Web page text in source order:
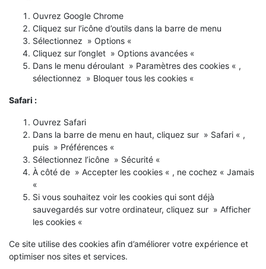
Ouvrez Google Chrome
Cliquez sur l’icône d’outils dans la barre de menu
Sélectionnez » Options «
Cliquez sur l’onglet » Options avancées «
Dans le menu déroulant » Paramètres des cookies « ,
sélectionnez » Bloquer tous les cookies «
Safari :
Ouvrez Safari
Dans la barre de menu en haut, cliquez sur » Safari « ,
puis » Préférences «
Sélectionnez l’icône » Sécurité «
À côté de » Accepter les cookies « , ne cochez « Jamais
«
Si vous souhaitez voir les cookies qui sont déjà
sauvegardés sur votre ordinateur, cliquez sur » Afficher
les cookies «
Ce site utilise des cookies afin d’améliorer votre expérience et
optimiser nos sites et services.